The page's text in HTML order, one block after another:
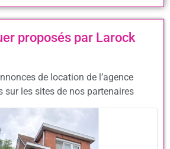
proposés par Larock
de location de l’agence
sur les sites de nos partenaires